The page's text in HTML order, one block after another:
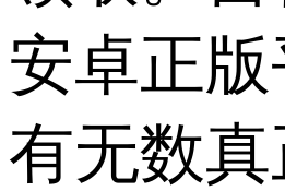
安卓正
有无数